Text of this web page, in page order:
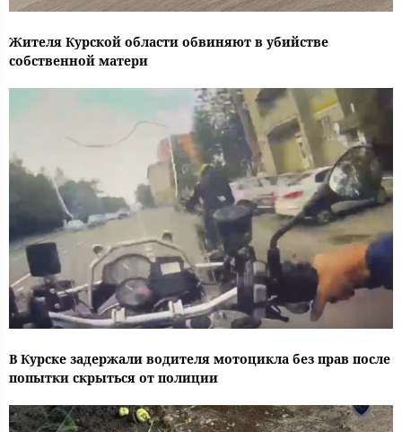
Жителя Курской области обвиняют в убийстве
собственной матери
В Курске задержали водителя мотоцикла без прав после
попытки скрыться от полиции